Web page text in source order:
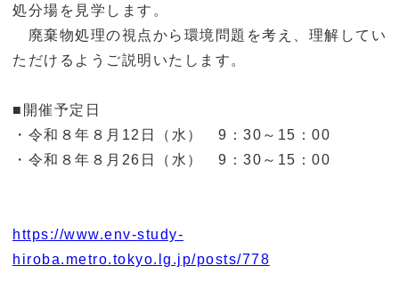
処分場を見学します。
廃棄物処理の視点から環境問題を考え、理解してい
ただけるようご説明いたします。
■開催予定日
・令和８年８月12日（水） 9：30～15：00
・令和８年８月26日（水） 9：30～15：00
https://www.env-study-
hiroba.metro.tokyo.lg.jp/posts/778